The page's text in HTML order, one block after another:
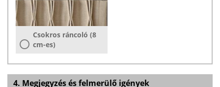
Csokros ráncoló (8
cm-es)
4. Megjegyzés és felmerülő igények